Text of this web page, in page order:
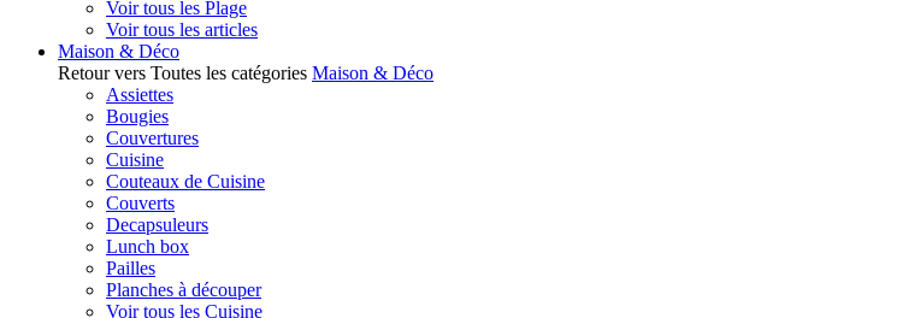
Voir tous les Plage
Voir tous les articles
Maison & Déco
Retour vers Toutes les catégories Maison & Déco
Assiettes
Bougies
Couvertures
Cuisine
Couteaux de Cuisine
Couverts
Decapsuleurs
Lunch box
Pailles
Planches à découper
Voir tous les Cuisine